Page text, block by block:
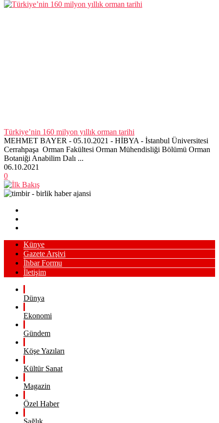
Türkiye’nin 160 milyon yıllık orman tarihi
MEHMET BAYER - 05.10.2021 - HİBYA - İstanbul Üniversitesi
Cerrahpaşa Orman Fakültesi Orman Mühendisliği Bölümü Orman
Botaniği Anabilim Dalı ...
06.10.2021
0
Künye
Gazete Arşivi
İhbar Formu
İletişim
Dünya
Ekonomi
Gündem
Köşe Yazıları
Kültür Sanat
Magazin
Özel Haber
Sağlık